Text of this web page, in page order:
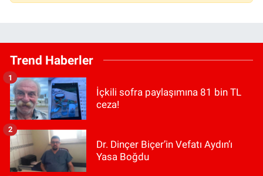
Trend Haberler
İçkili sofra paylaşımına 81 bin TL
ceza!
1
Dr. Dinçer Biçer’in Vefatı Aydın’ı
Yasa Boğdu
2